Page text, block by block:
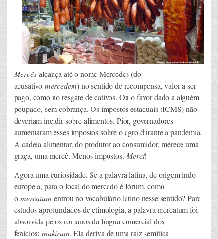
Mercës alcança até o nome Mercedes (do
acusativo mercedem) no sentido de recompensa, valor a ser
pago, como no resgate de cativos. Ou o favor dado a alguém,
poupado, sem cobrança. Os impostos estaduais (ICMS) não
deveriam incidir sobre alimentos. Pior, governadores
aumentaram esses impostos sobre o agro durante a pandemia.
A cadeia alimentar, do produtor ao consumidor, merece uma
graça, uma mercê. Menos impostos. Merci!
Agora uma curiosidade. Se a palavra latina, de origem indo-
europeia, para o local do mercado é fórum, como
o mercatum entrou no vocabulário latino nesse sentido? Para
estudos aprofundados de etimologia, a palavra mercatum foi
absorvida pelos romanos da língua comercial dos
fenícios: makîrum. Ela deriva de uma raiz semítica